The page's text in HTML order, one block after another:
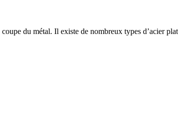
du métal. Il existe de nombreux types d’acier